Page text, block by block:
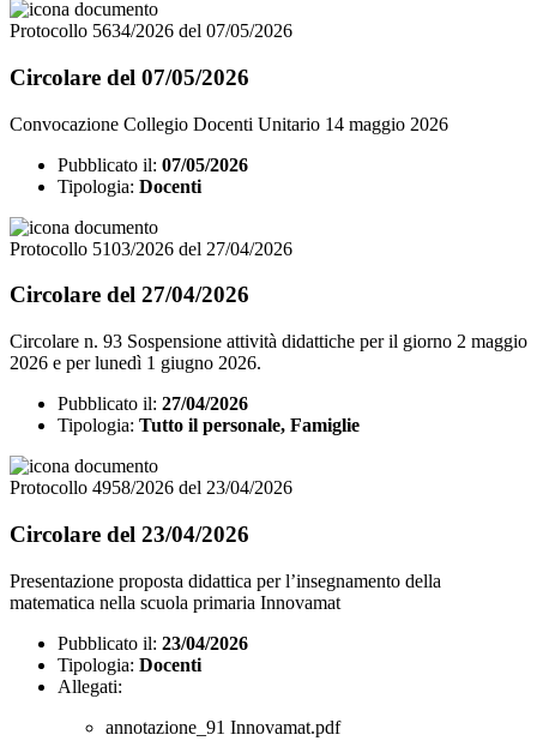
Protocollo 5634/2026 del 07/05/2026
Circolare del 07/05/2026
Convocazione Collegio Docenti Unitario 14 maggio 2026
Pubblicato il: 07/05/2026
Tipologia: Docenti
Protocollo 5103/2026 del 27/04/2026
Circolare del 27/04/2026
Circolare n. 93 Sospensione attività didattiche per il giorno 2 maggio
2026 e per lunedì 1 giugno 2026.
Pubblicato il: 27/04/2026
Tipologia: Tutto il personale, Famiglie
Protocollo 4958/2026 del 23/04/2026
Circolare del 23/04/2026
Presentazione proposta didattica per l’insegnamento della
matematica nella scuola primaria Innovamat
Pubblicato il: 23/04/2026
Tipologia: Docenti
Allegati:
annotazione_91 Innovamat.pdf